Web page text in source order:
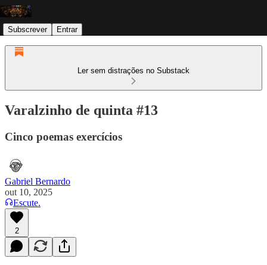
Subscrever Entrar
Ler sem distrações no Substack
Varalzinho de quinta #13
Cinco poemas exercícios
Gabriel Bernardo
out 10, 2025
Escute.
2